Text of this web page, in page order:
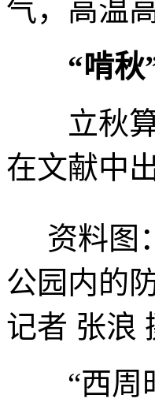
气，高温
“啃秋
立秋算
在文献中
资料图
公园内的
记者 张浪
“西周时